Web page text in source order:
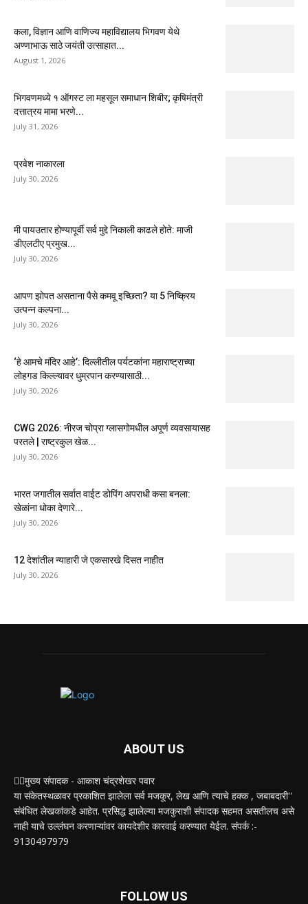
कला, विज्ञान आणि वाणिज्य महाविद्यालय भिगवण येथे
अण्णाभाऊ साठे जयंती उत्साहात...
August 1, 2026
भिगवणमध्ये १ ऑगस्ट ला महसूल समाधान शिबीर; कृषिमंत्री
दत्तात्रय मामा भरणे...
July 31, 2026
प्रवेश नाकारला
July 30, 2026
मी पायउतार होण्यापूर्वी सर्व मुद्दे निकाली काढले होते: माजी
डीएलटीए प्रमुख...
July 30, 2026
आपण झोपत असताना पैसे कमवू इच्छिता? या 5 निष्क्रिय
उत्पन्न कल्पना...
July 30, 2026
‘हे आमचे मंदिर आहे’: दिल्लीतील पर्यटकांना महाराष्ट्राच्या
लोहगड किल्ल्यावर धुम्रपान करण्यासाठी...
July 30, 2026
CWG 2026: नीरज चोप्रा ग्लासगोमधील अपूर्ण व्यवसायासह
परतले | राष्ट्रकुल खेळ...
July 30, 2026
भारत जगातील सर्वात वाईट डोपिंग अपराधी कसा बनला:
खेळांना धोका देणारे...
July 30, 2026
12 देशांतील न्याहारी जे एकसारखे दिसत नाहीत
July 30, 2026
ABOUT US
✍🏻मुख्य संपादक - आकाश चंद्रशेखर पवार
या संकेतस्थळावर प्रकाशित झालेला सर्व मजकूर, लेख आणि त्याचे हक्क , जबाबदारी''
संबंधित लेखकांकडे आहेत. प्रसिद्ध झालेल्या मजकुराशी संपादक सहमत असतीलच असे
नाही याचे उल्लंघन करणाऱ्यांवर कायदेशीर कारवाई करण्यात येईल. संपर्क :-
9130497979
FOLLOW US